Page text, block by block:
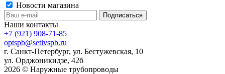
Новости магазина
Наши контакты
+7 (921) 908-71-85
optspb@setivspb.ru
г. Санкт-Петербург, ул. Бестужевская, 10
ул. Орджоникидзе, 42б
2026 © Наружные трубопроводы